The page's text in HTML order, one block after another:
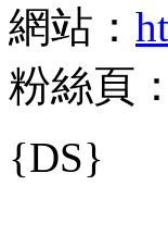
網站：
粉絲頁：
{DS}